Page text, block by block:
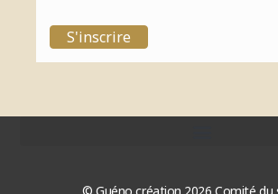
S'inscrire